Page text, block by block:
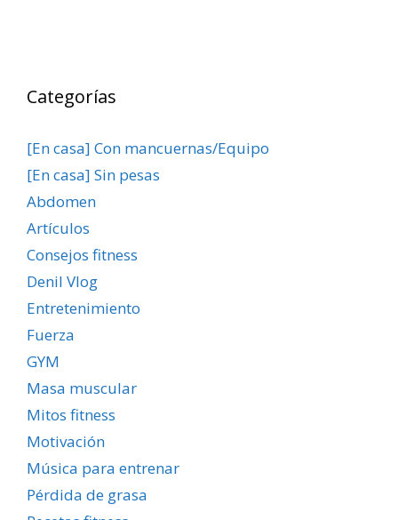
Categorías
[En casa] Con mancuernas/Equipo
[En casa] Sin pesas
Abdomen
Artículos
Consejos fitness
Denil Vlog
Entretenimiento
Fuerza
GYM
Masa muscular
Mitos fitness
Motivación
Música para entrenar
Pérdida de grasa